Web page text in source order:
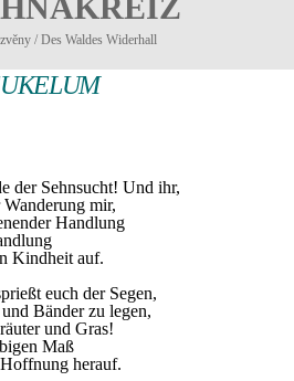
/ Des Waldes Widerhall
der Sehnsucht! Und ihr,
mir,
Handlung
Kindheit auf.
euch der Segen,
Bänder zu legen,
und Gras!
Maß
herauf.